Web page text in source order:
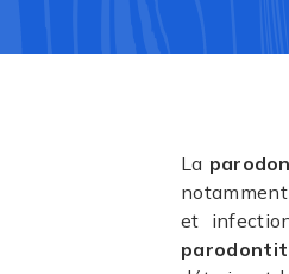
La
et